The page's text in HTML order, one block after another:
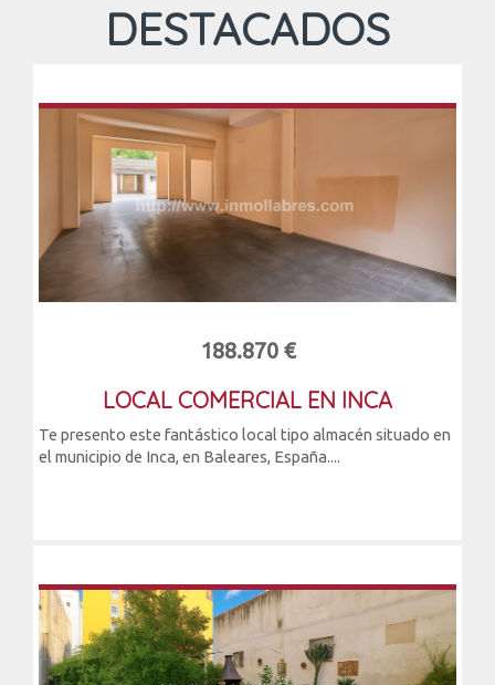
DESTACADOS
188.870 €
LOCAL COMERCIAL EN INCA
Te presento este fantástico local tipo almacén situado en
el municipio de Inca, en Baleares, España....